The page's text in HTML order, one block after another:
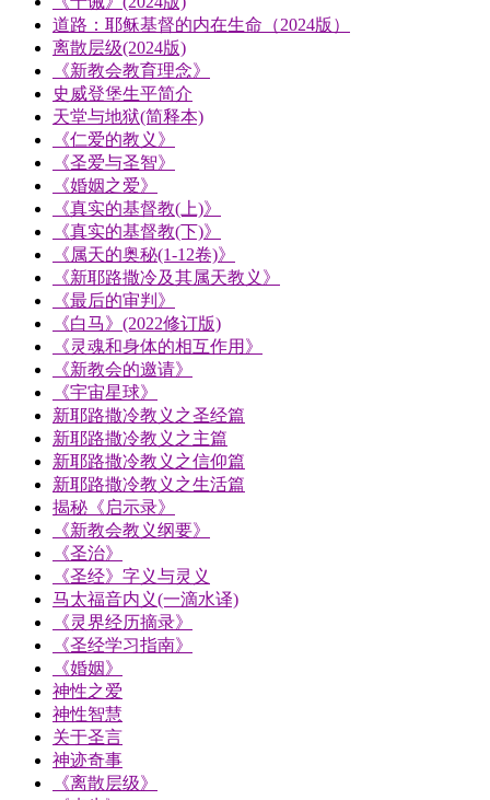
道路：耶稣基督的内在生命（2024版）
离散层级(2024版)
《新教会教育理念》
史威登堡生平简介
天堂与地狱(简释本)
《仁爱的教义》
《圣爱与圣智》
《婚姻之爱》
《真实的基督教(上)》
《真实的基督教(下)》
《属天的奥秘(1-12卷)》
《新耶路撒冷及其属天教义》
《最后的审判》
《白马》(2022修订版)
《灵魂和身体的相互作用》
《新教会的邀请》
《宇宙星球》
新耶路撒冷教义之圣经篇
新耶路撒冷教义之主篇
新耶路撒冷教义之信仰篇
新耶路撒冷教义之生活篇
揭秘《启示录》
《新教会教义纲要》
《圣治》
《圣经》字义与灵义
马太福音内义(一滴水译)
《灵界经历摘录》
《圣经学习指南》
《婚姻》
神性之爱
神性智慧
关于圣言
神迹奇事
《离散层级》